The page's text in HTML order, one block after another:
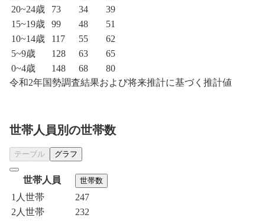
20~24歳
73 34
39
15~19歳
99 48
51
10~14歳
117 55
62
5~9歳
128 63
65
0~4歳
148 68
80
令和2年国勢調査結果および将来推計に基づく推計値
世帯人員別の世帯数
テーブル グラフ
世帯人員 世帯数
1人世帯
247
2人世帯
232